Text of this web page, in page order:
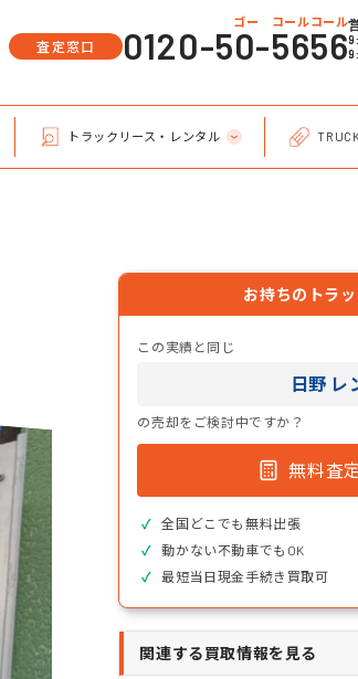
査定窓口
ゴー コールコール
0120-50-5656
トラックリース・レンタル
お持ちのトラ
この実績と同じ
日野 レ
の売却をご検討中ですか？
無料査
全国どこでも無料出張
動かない不動車でもOK
最短当日現金手続き買取可
関連する買取情報を見る